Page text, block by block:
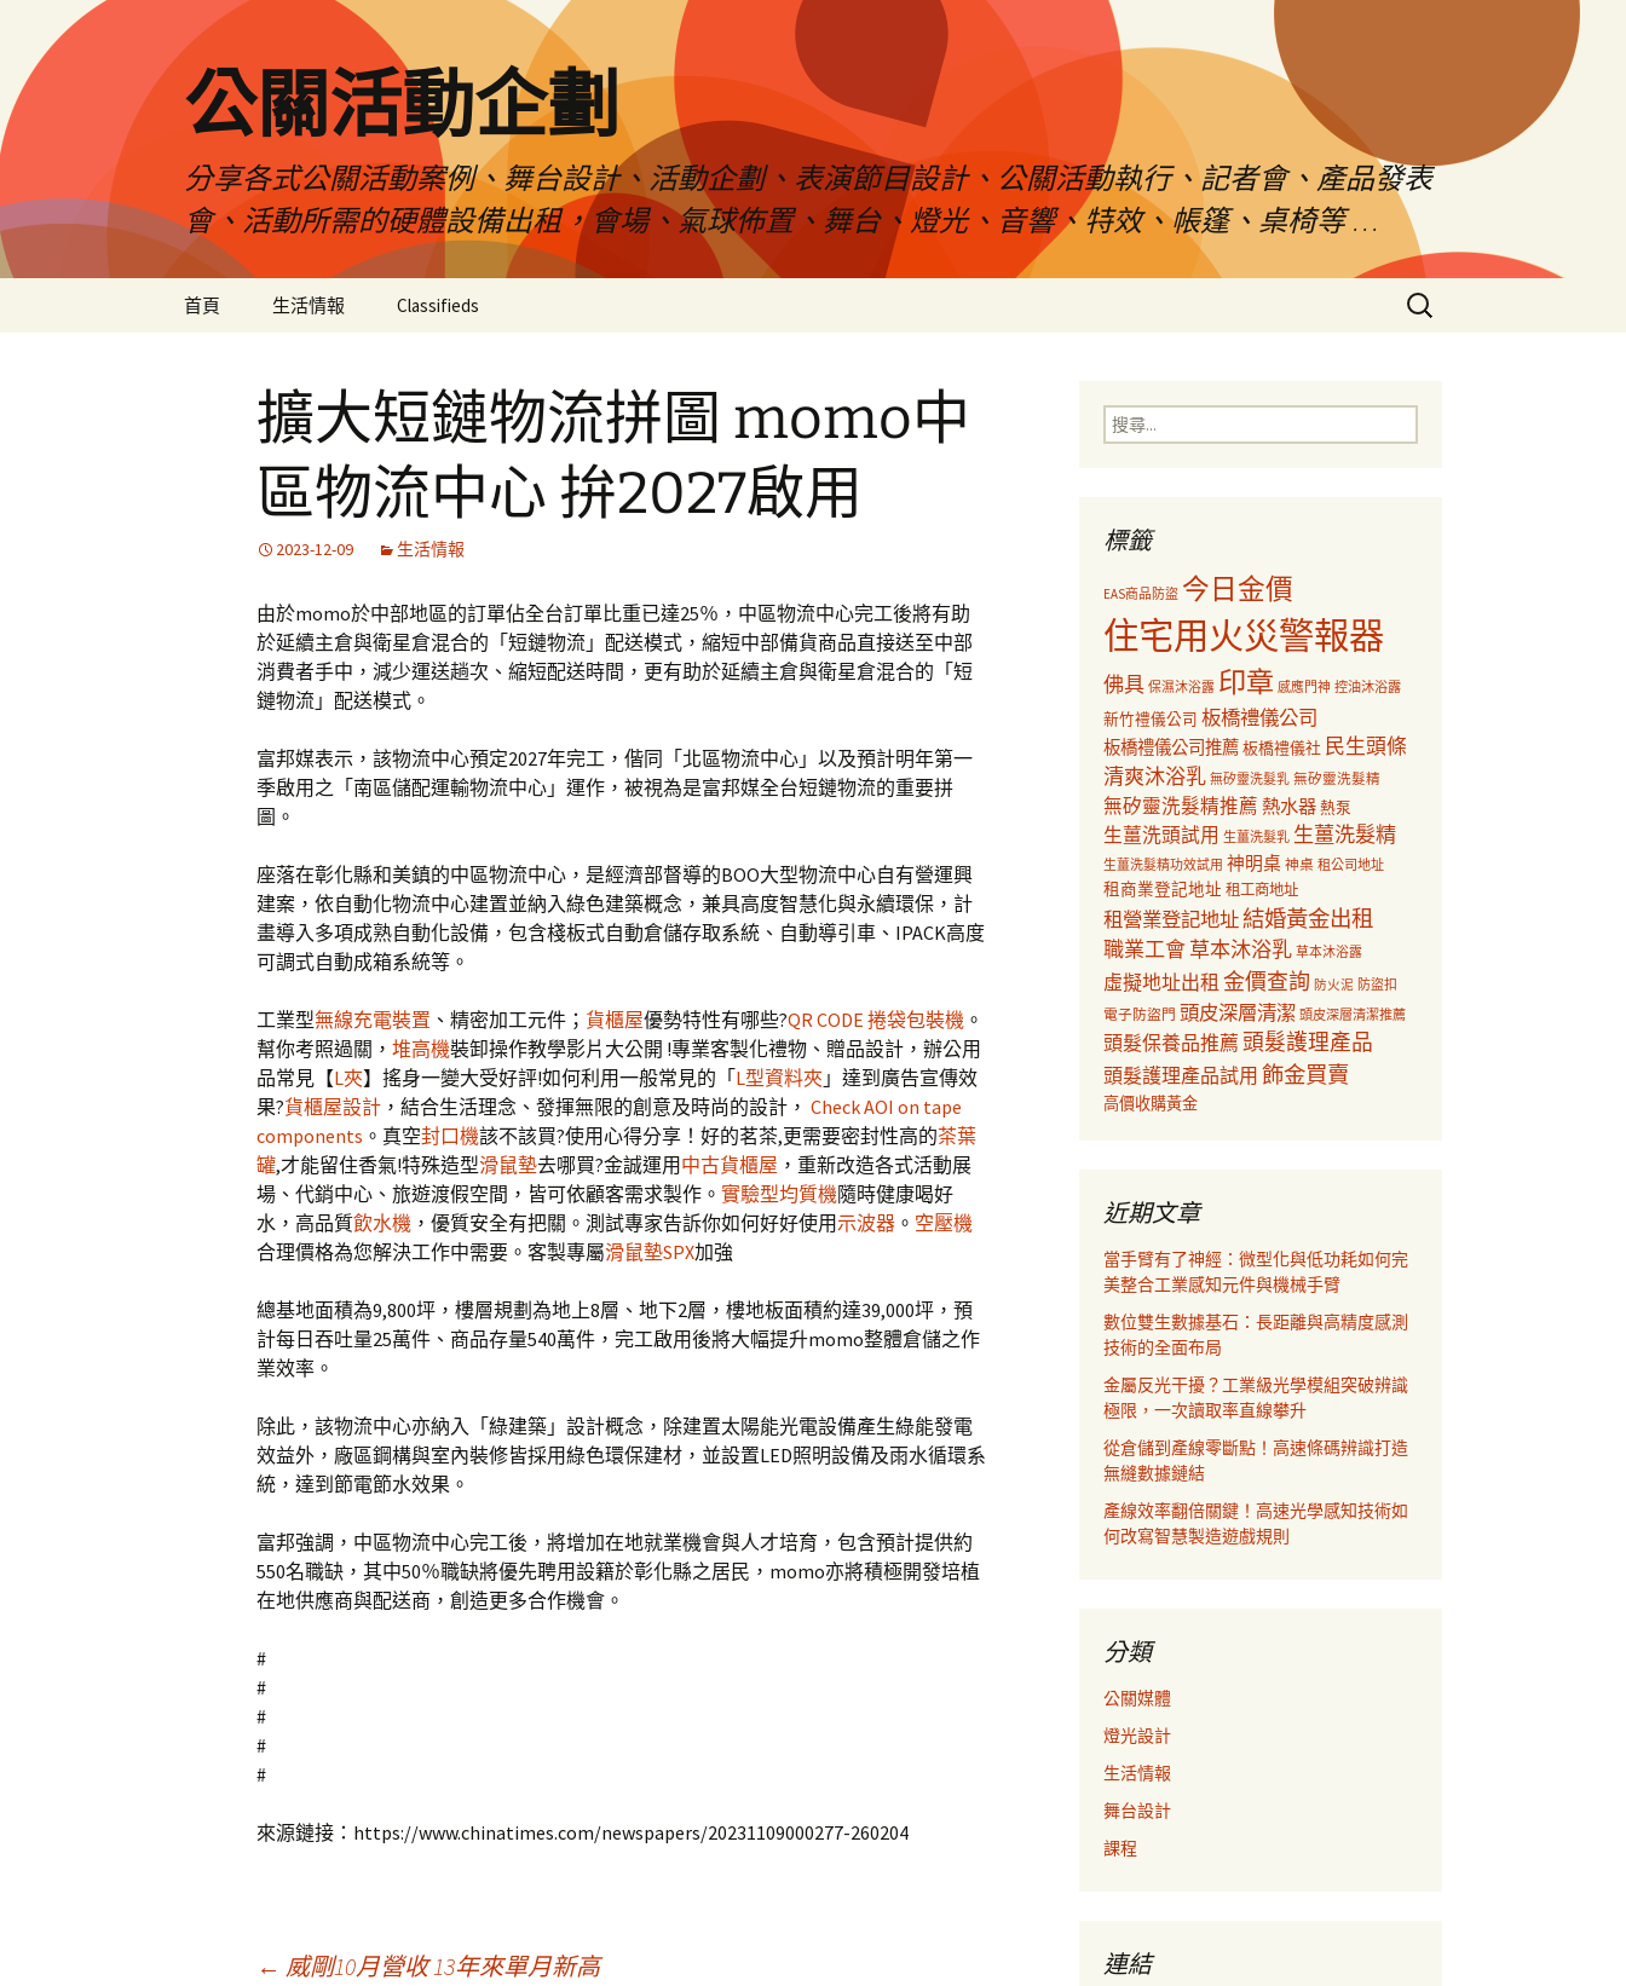
公關活動企劃
分享各式公關活動案例、舞台設計、活動企劃、表演節目設計、公關活動執行、記者會、產品發表
會、活動所需的硬體設備出租，會場、氣球佈置、舞台、燈光、音響、特效、帳篷、桌椅等 …
首頁 生活情報 Classifieds
搜
尋
字:
擴大短鏈物流拼圖 momo中
區物流中心 拚2027啟用
2023-12-09 生活情報
由於momo於中部地區的訂單佔全台訂單比重已達25％，中區物流中心完工後將有助
於延續主倉與衛星倉混合的「短鏈物流」配送模式，縮短中部備貨商品直接送至中部
消費者手中，減少運送趟次、縮短配送時間，更有助於延續主倉與衛星倉混合的「短
鏈物流」配送模式。
富邦媒表示，該物流中心預定2027年完工，偕同「北區物流中心」以及預計明年第一
季啟用之「南區儲配運輸物流中心」運作，被視為是富邦媒全台短鏈物流的重要拼
圖。
座落在彰化縣和美鎮的中區物流中心，是經濟部督導的BOO大型物流中心自有營運興
建案，依自動化物流中心建置並納入綠色建築概念，兼具高度智慧化與永續環保，計
畫導入多項成熟自動化設備，包含棧板式自動倉儲存取系統、自動導引車、IPACK高度
可調式自動成箱系統等。
工業型無線充電裝置 、精密加工元件； 貨櫃屋優勢特性有哪些?QR CODE 捲袋包裝機 。
幫你考照過關， 堆高機裝卸操作教學影片大公開 !專業客製化禮物、贈品設計，辦公用
品常見【L夾】搖身一變大受好評!如何利用一般常見的「L型資料夾 」達到廣告宣傳效
果?貨櫃屋設計 ，結合生活理念、發揮無限的創意及時尚的設計， Check AOI on tape
components 。真空封口機該不該買?使用心得分享！好的茗茶,更需要密封性高的茶葉
罐,才能留住香氣!特殊造型滑鼠墊去哪買?金誠運用 中古貨櫃屋 ，重新改造各式活動展
場、代銷中心、旅遊渡假空間，皆可依顧客需求製作。 實驗型均質機隨時健康喝好
水，高品質飲水機 ，優質安全有把關。測試專家告訴你如何好好使用示波器 。 空壓機
合理價格為您解決工作中需要。客製專屬滑鼠墊SPX加強
總基地面積為9,800坪，樓層規劃為地上8層、地下2層，樓地板面積約達39,000坪，預
計每日吞吐量25萬件、商品存量540萬件，完工啟用後將大幅提升momo整體倉儲之作
業效率。
除此，該物流中心亦納入「綠建築」設計概念，除建置太陽能光電設備產生綠能發電
效益外，廠區鋼構與室內裝修皆採用綠色環保建材，並設置LED照明設備及雨水循環系
統，達到節電節水效果。
富邦強調，中區物流中心完工後，將增加在地就業機會與人才培育，包含預計提供約
550名職缺，其中50％職缺將優先聘用設籍於彰化縣之居民，momo亦將積極開發培植
在地供應商與配送商，創造更多合作機會。
#
#
#
#
#
來源鏈接：https://www.chinatimes.com/newspapers/20231109000277-260204
← 威剛10月營收 13年來單月新高
搜
尋
標籤
EAS商品防盜 今日金價
住宅用火災警報器
佛具 保濕沐浴露 印章 感應門神 控油沐浴露
新竹禮儀公司 板橋禮儀公司
板橋禮儀公司推薦板橋禮儀社 民生頭條
清爽沐浴乳 無矽靈洗髮乳 無矽靈洗髮精
無矽靈洗髮精推薦 熱水器 熱泵
生薑洗頭試用 生薑洗髮乳 生薑洗髮精
生薑洗髮精功效試用 神明桌 神桌 租公司地址
租商業登記地址 租工商地址
租營業登記地址結婚黃金出租
職業工會草本沐浴乳 草本沐浴露
虛擬地址出租 金價查詢 防火泥 防盜扣
電子防盜門 頭皮深層清潔 頭皮深層清潔推薦
頭髮保養品推薦 頭髮護理產品
頭髮護理產品試用 飾金買賣
高價收購黃金
近期文章
當手臂有了神經：微型化與低功耗如何完
美整合工業感知元件與機械手臂
數位雙生數據基石：長距離與高精度感測
技術的全面布局
金屬反光干擾？工業級光學模組突破辨識
極限，一次讀取率直線攀升
從倉儲到產線零斷點！高速條碼辨識打造
無縫數據鏈結
產線效率翻倍關鍵！高速光學感知技術如
何改寫智慧製造遊戲規則
分類
公關媒體
燈光設計
生活情報
舞台設計
課程
連結